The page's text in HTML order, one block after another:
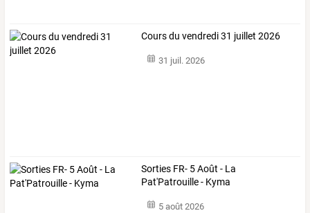
Cours du vendredi 31 juillet 2026
31 juil. 2026
Sorties FR- 5 Août - La
Pat'Patrouille - Kyma
5 août 2026